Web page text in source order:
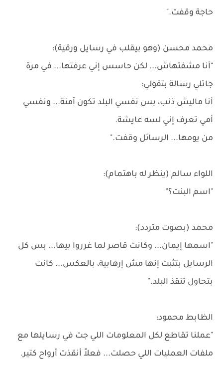
حاجة وقفت."
محمد محسن (وهو بيقلب في رسايل ورقية):
"أنا مشفتهاش... لكن حاسس إني عرفتها... في مرة
جاتلي رسالة بتقولي:
أنا ماليش ذنب، بس نفسي البلد تكون آمنة... ونفسي
أمي تعرف إني لسه عايشة.
من يومها... الرسائل وقفت."
اللواء سالم (ينظر له باهتمام):
"اسم البنت؟"
محمد (بصوت متردد):
"اسمها إيمان... وكانت قاصر لما غرروا بيها... بس كل
الرسايل بتثبت إنها مش إرهابية، بالعكس... كانت
بتحاول تنقذ البلد."
الظابط محمود:
"عملنا تقاطع لكل المعلومات اللي جت في رسايلها مع
ملفات العمليات اللي حصلت... فعلاً أنقذت أرواح كتير.